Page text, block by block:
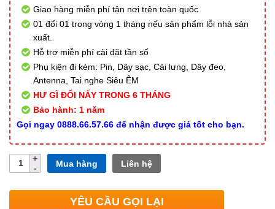
Giao hàng miễn phí tận nơi trên toàn quốc
01 đổi 01 trong vòng 1 tháng nếu sản phẩm lỗi nhà sản
xuất.
Hỗ trợ miễn phí cài đặt tần số
Phụ kiện đi kèm: Pin, Dây sạc, Cài lưng, Dây đeo,
Antenna, Tai nghe Siêu ÊM
HƯ GÌ ĐỔI NẤY TRONG 6 THÁNG
Bảo hành: 1 năm
Gọi ngay 0888.66.57.66 để nhận được giá tốt cho bạn.
Số
lượng
Mua hàng Liên hệ
YÊU CẦU GỌI LẠI